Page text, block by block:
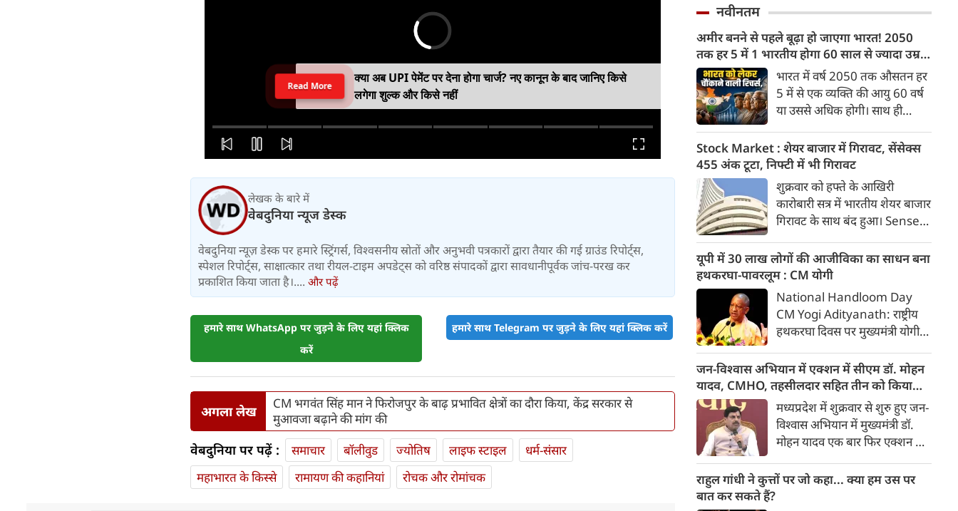
क्या अब UPI पेमेंट पर देना होगा चार्ज? नए कानून के बाद जानिए किसे
लगेगा शुल्क और किसे नहीं
लेखक के बारे में
वेबदुनिया न्यूज डेस्क
वेबदुनिया न्यूज़ डेस्क पर हमारे स्ट्रिंगर्स, विश्वसनीय स्रोतों और अनुभवी पत्रकारों द्वारा तैयार की गई ग्राउंड रिपोर्ट्स,
स्पेशल रिपोर्ट्स, साक्षात्कार तथा रीयल-टाइम अपडेट्स को वरिष्ठ संपादकों द्वारा सावधानीपूर्वक जांच-परख कर
प्रकाशित किया जाता है।.... और पढ़ें
हमारे साथ WhatsApp पर जुड़ने के लिए यहां क्लिक
करें
हमारे साथ Telegram पर जुड़ने के लिए यहां क्लिक करें
अगला लेख
CM भगवंत सिंह मान ने फिरोजपुर के बाढ़ प्रभावित क्षेत्रों का दौरा किया, केंद्र सरकार से
मुआवजा बढ़ाने की मांग की
वेबदुनिया पर पढ़ें : समाचार बॉलीवुड ज्योतिष लाइफ स्‍टाइल
धर्म-संसार
महाभारत के किस्से
रामायण की कहानियां रोचक और रोमांचक
नवीनतम
अमीर बनने से पहले बूढ़ा हो जाएगा भारत! 2050
तक हर 5 में 1 भारतीय होगा 60 साल से ज्यादा उम्र
का
भारत में वर्ष 2050 तक औसतन हर
5 में से एक व्यक्ति की आयु 60 वर्ष
या उससे अधिक होगी। साथ ही
लगभग 10 में से 7 बुजुर्ग ग्रामीण
भारत में रहेंगे। ‘ट्रांसफॉर्म रूरल
इंडिया’ (टीआरआई) की रिचर्स के
अनुसार भारत विकसित देशों के
विपरीत समृद्ध बनने से पहले ही वृद्ध
होती आबादी वाले देश की श्रेणी में
पहुंच रहा है।
Stock Market : शेयर बाजार में गिरावट, सेंसेक्स
455 अंक टूटा, निफ्टी में भी गिरावट
शुक्रवार को हफ्ते के आखिरी
कारोबारी सत्र में भारतीय शेयर बाजार
गिरावट के साथ बंद हुआ। Sensex
455.59 अंक यानी 0.58 फीसदी
गिरकर 78,499.17 के स्तर पर बंद
हुआ। वहीं, Nifty 50 में 65.35
अंक यानी 0.27 फीसदी की गिरावट
रही और यह 24,570.65 के स्तर
पर बंद हुआ। शुक्रवार को सेंसेक्स
438.68 अंक यानी 0.56 फीसदी
गिरकर 78,516.08 के स्तर पर
खुला था। वहीं निफ्टी 97.10 अंक
यानी 0.39 फीसदी की गिरावट के
साथ 24,538.90 के स्तर पर खुला।
यूपी में 30 लाख लोगों की आजीविका का साधन बना
हथकरघा-पावरलूम : CM योगी
National Handloom Day
CM Yogi Adityanath: राष्ट्रीय
हथकरघा दिवस पर मुख्यमंत्री योगी
आदित्यनाथ ने कारीगरों व बुनकरों के
उत्थान के लिए सरकार की प्रतिबद्धता
दोहराई। उन्होंने कहा कि यूपी में
हथकरघा और पावरलूम से करीब 30
जन-विश्वास अभियान में एक्शन में सीएम डॉ. मोहन
यादव, CMHO, तहसीलदार सहित तीन को किया
सस्पेंड
मध्यप्रदेश में शुक्रवार से शुरु हुए जन-
विश्वास अभियान में मुख्यमंत्री डॉ.
मोहन यादव एक बार फिर एक्शन मोड